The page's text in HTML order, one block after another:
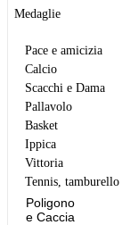
Medaglie
Pace e amicizia
Calcio
Scacchi e Dama
Pallavolo
Basket
Ippica
Vittoria
Tennis,
Poligono
e Caccia